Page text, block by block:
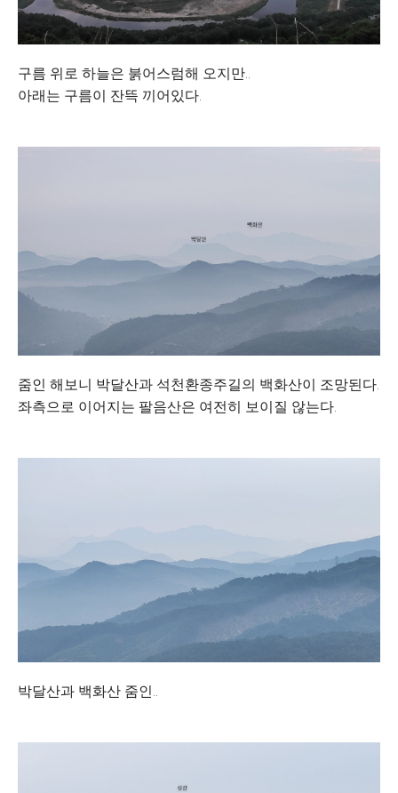
구름 위로 하늘은 붉어스럼해 오지만..
아래는 구름이 잔뜩 끼어있다.
줌인 해보니 박달산과 석천환종주길의 백화산이 조망된다.
좌측으로 이어지는 팔음산은 여전히 보이질 않는다.
박달산과 백화산 줌인..